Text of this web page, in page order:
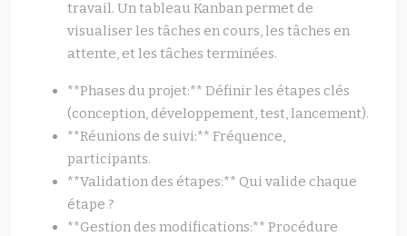
travail. Un tableau Kanban permet de
visualiser les tâches en cours, les tâches en
attente, et les tâches terminées.
**Phases du projet:** Définir les étapes clés
(conception, développement, test, lancement).
**Réunions de suivi:** Fréquence,
participants.
**Validation des étapes:** Qui valide chaque
étape ?
**Gestion des modifications:** Procédure